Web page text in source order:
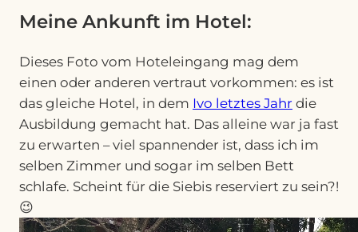
Meine Ankunft im Hotel:
Dieses Foto vom Hoteleingang mag dem
einen oder anderen vertraut vorkommen: es ist
das gleiche Hotel, in dem Ivo letztes Jahr die
Ausbildung gemacht hat. Das alleine war ja fast
zu erwarten – viel spannender ist, dass ich im
selben Zimmer und sogar im selben Bett
schlafe. Scheint für die Siebis reserviert zu sein?!
😉